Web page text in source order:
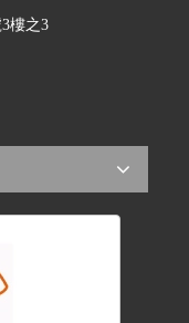
樓之3